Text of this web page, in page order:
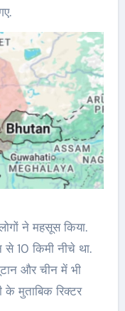
ने महसूस किया.
10 किमी नीचे था.
और चीन में भी
मुताबिक रिक्टर